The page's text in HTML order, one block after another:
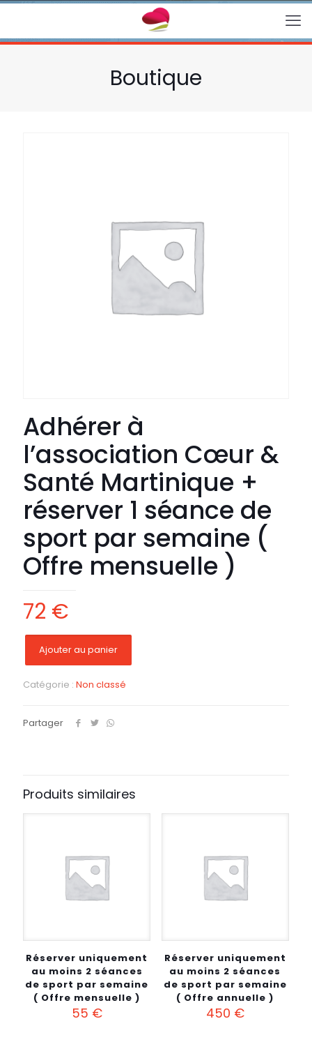
Boutique
Adhérer à
l’association Cœur &
Santé Martinique +
réserver 1 séance de
sport par semaine (
Offre mensuelle )
72 €
Ajouter au panier
Catégorie : Non classé
Partager
Produits similaires
Réserver uniquement
au moins 2 séances
de sport par semaine
( Offre mensuelle )
55 €
Réserver uniquement
au moins 2 séances
de sport par semaine
( Offre annuelle )
450 €